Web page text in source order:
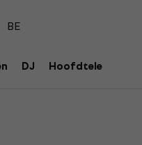
BE
DJ Hoofdtelefoons